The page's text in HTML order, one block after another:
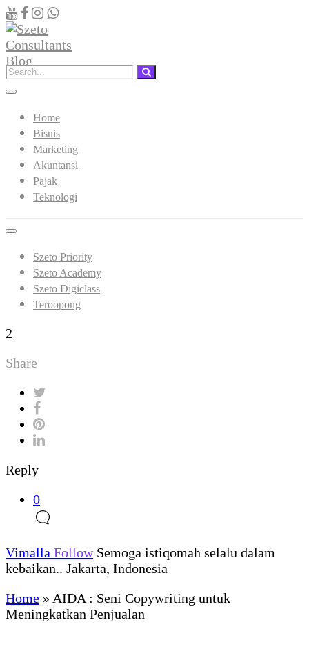
Home
Bisnis
Marketing
Akuntansi
Pajak
Teknologi
Szeto Priority
Szeto Academy
Szeto Digiclass
Teroopong
2
Share
Reply
0
Vimalla Follow Semoga istiqomah selalu dalam
kebaikan.. Jakarta, Indonesia
Home » AIDA : Seni Copywriting untuk
Meningkatkan Penjualan